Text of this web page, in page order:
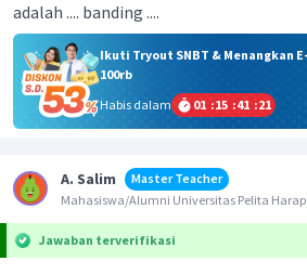
adalah .... banding ....
Ikuti Tryout SNBT & Menangkan
100rb
Habis dalam
01 :15 :41 :21
A. Salim
Master Teacher
Mahasiswa/Alumni Universitas Pelita
Jawaban terverifikasi